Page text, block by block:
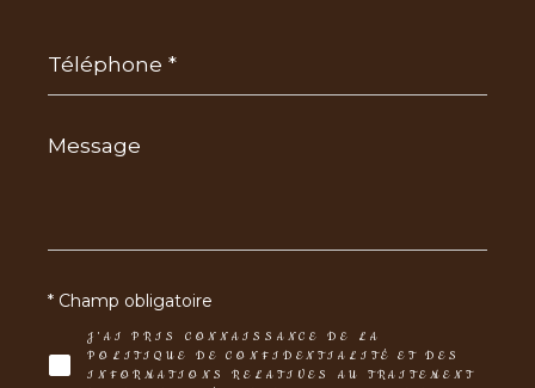
Message
*
J'AI PRIS CONNAISSANCE DE LA
POLITIQUE DE CONFIDENTIALITÉ ET DES
INFORMATIONS RELATIVES AU TRAITEMENT
* Champ obligatoire